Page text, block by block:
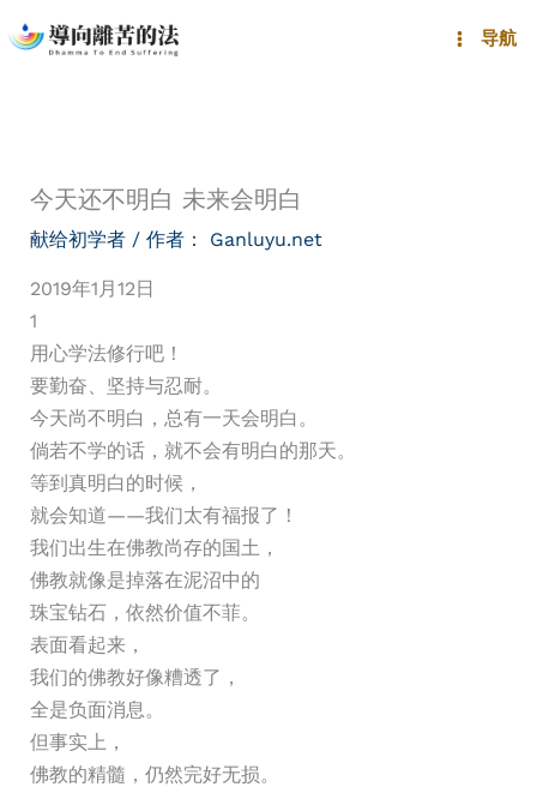
至
导航
今天还不明白 未来会明白
献给初学者/ 作者： Ganluyu.net
2019年1月12日
1
用心学法修行吧！
要勤奋、坚持与忍耐。
今天尚不明白，总有一天会明白。
倘若不学的话，就不会有明白的那天。
等到真明白的时候，
就会知道——我们太有福报了！
我们出生在佛教尚存的国土，
佛教就像是掉落在泥沼中的
珠宝钻石，依然价值不菲。
表面看起来，
我们的佛教好像糟透了，
全是负面消息。
但事实上，
佛教的精髓，仍然完好无损。